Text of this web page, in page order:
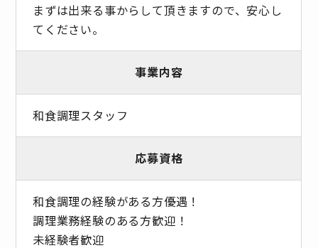
まずは出来る事からして頂きますので、安心し
てください。
事業内容
和食調理スタッフ
応募資格
和食調理の経験がある方優遇！
調理業務経験のある方歓迎！
未経験者歓迎